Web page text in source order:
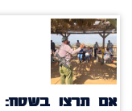
אם תרצו בשטח: